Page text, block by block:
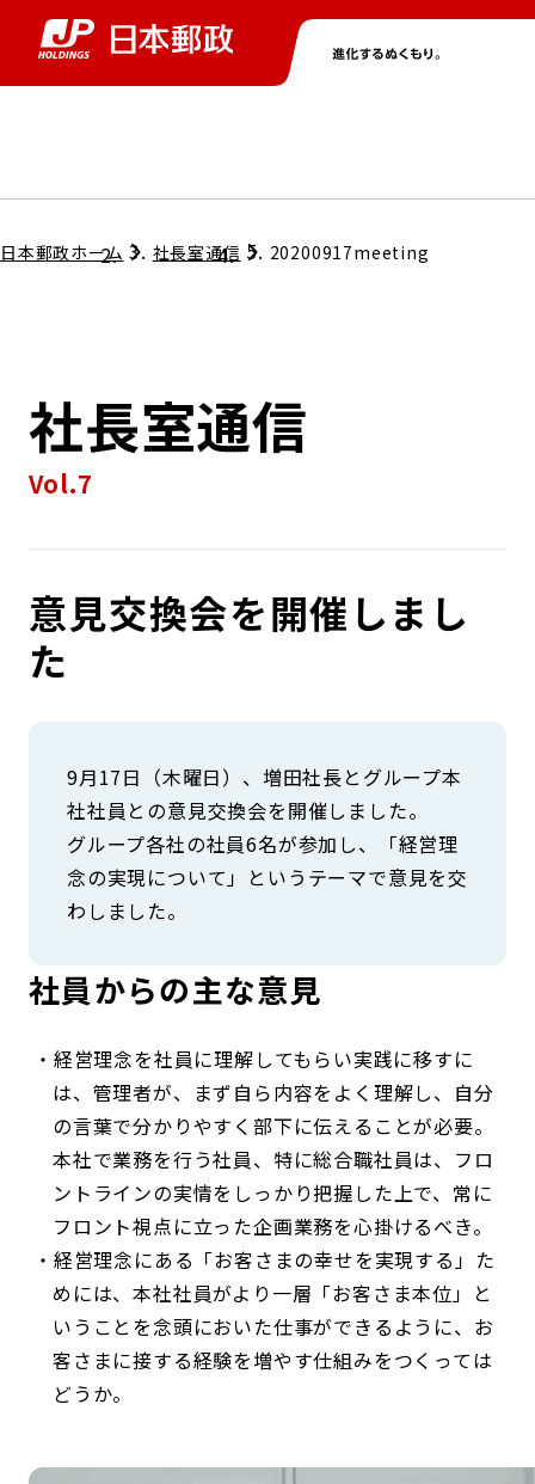
グループ情報トップ
コンプライアンス
ガバナンス
コンダクト向上の取組み
ローカル共創イニシアティブ
株主・投資家情報トップ
個人投資家のみなさまへ
株式情報
財務情報・IR資料
IRニュース
ニューストップ
サステナビリティトップ
担当役員メッセージ
サステナビリティマネジメント
持続可能な金融のフレームワーク
環境
ガバナンス
ESGデータ集
採用情報トップ
日本郵政ホーム 社長室通信 20200917meeting
社長室通信
Vol.7
意見交換会を開催しまし
た
9月17日（木曜日）、増田社長とグループ本
社社員との意見交換会を開催しました。
グループ各社の社員6名が参加し、「経営理
念の実現について」というテーマで意見を交
わしました。
社員からの主な意見
経営理念を社員に理解してもらい実践に移すに
は、管理者が、まず自ら内容をよく理解し、自分
の言葉で分かりやすく部下に伝えることが必要。
本社で業務を行う社員、特に総合職社員は、フロ
ントラインの実情をしっかり把握した上で、常に
フロント視点に立った企画業務を心掛けるべき。
経営理念にある「お客さまの幸せを実現する」た
めには、本社社員がより一層「お客さま本位」と
いうことを念頭においた仕事ができるように、お
客さまに接する経験を増やす仕組みをつくっては
どうか。